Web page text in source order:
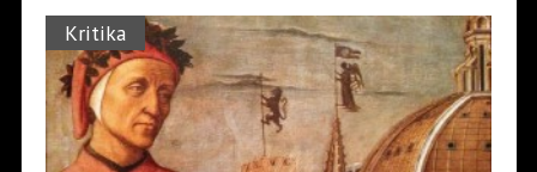
Kritika